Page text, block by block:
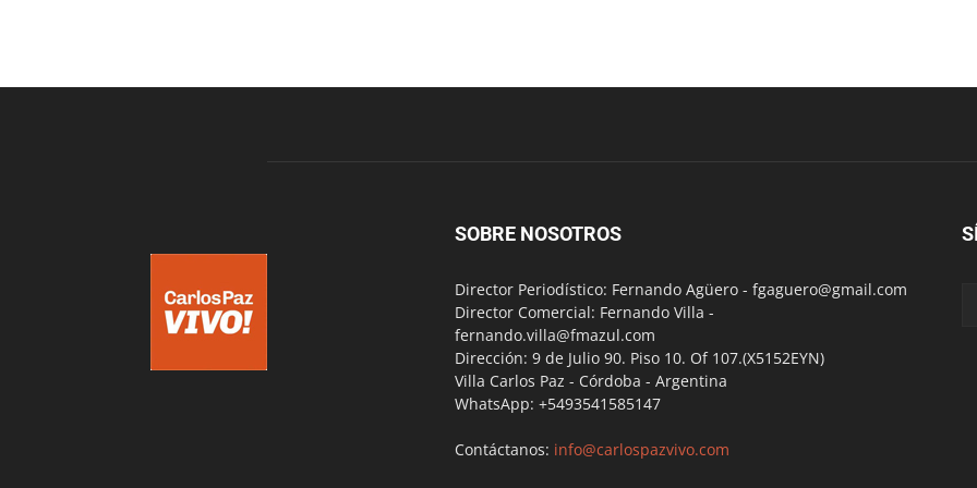
SOBRE NOSOTROS
Director Periodístico: Fernando Agüero - fgaguero@gmail.com
Director Comercial: Fernando Villa -
fernando.villa@fmazul.com
Dirección: 9 de Julio 90. Piso 10. Of 107.(X5152EYN)
Villa Carlos Paz - Córdoba - Argentina
WhatsApp: +5493541585147
Contáctanos: info@carlospazvivo.com